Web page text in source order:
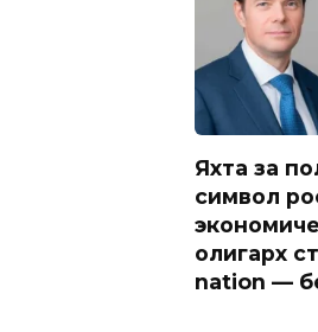
Яхта за
символ
олигарх
nation —